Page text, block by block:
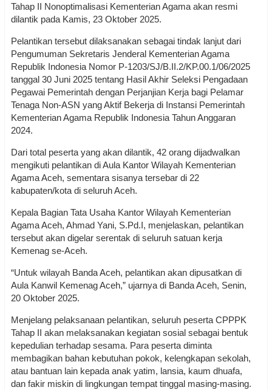
Tahap II Nonoptimalisasi Kementerian Agama akan resmi
dilantik pada Kamis, 23 Oktober 2025.
Pelantikan tersebut dilaksanakan sebagai tindak lanjut dari
Pengumuman Sekretaris Jenderal Kementerian Agama
Republik Indonesia Nomor P-1203/SJ/B.II.2/KP.00.1/06/2025
tanggal 30 Juni 2025 tentang Hasil Akhir Seleksi Pengadaan
Pegawai Pemerintah dengan Perjanjian Kerja bagi Pelamar
Tenaga Non-ASN yang Aktif Bekerja di Instansi Pemerintah
Kementerian Agama Republik Indonesia Tahun Anggaran
2024.
Dari total peserta yang akan dilantik, 42 orang dijadwalkan
mengikuti pelantikan di Aula Kantor Wilayah Kementerian
Agama Aceh, sementara sisanya tersebar di 22
kabupaten/kota di seluruh Aceh.
Kepala Bagian Tata Usaha Kantor Wilayah Kementerian
Agama Aceh, Ahmad Yani, S.Pd.I, menjelaskan, pelantikan
tersebut akan digelar serentak di seluruh satuan kerja
Kemenag se-Aceh.
“Untuk wilayah Banda Aceh, pelantikan akan dipusatkan di
Aula Kanwil Kemenag Aceh,” ujarnya di Banda Aceh, Senin,
20 Oktober 2025.
Menjelang pelaksanaan pelantikan, seluruh peserta CPPPK
Tahap II akan melaksanakan kegiatan sosial sebagai bentuk
kepedulian terhadap sesama. Para peserta diminta
membagikan bahan kebutuhan pokok, kelengkapan sekolah,
atau bantuan lain kepada anak yatim, lansia, kaum dhuafa,
dan fakir miskin di lingkungan tempat tinggal masing-masing.